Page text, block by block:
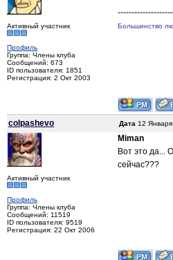
Активный участник
Профиль
Группа: Члены клуба
Сообщений: 673
ID пользователя: 1851
Регистрация: 2 Окт 2003
--------------------
Большинство
colpashevo
Дата 12
Активный участник
Профиль
Группа: Члены клуба
Сообщений: 11519
ID пользователя: 9519
Регистрация: 22 Окт 2006
Miman
Вот это да...
сейчас???